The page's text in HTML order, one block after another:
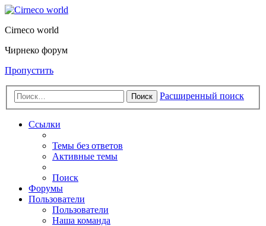
Cirneco world
Чирнеко форум
Пропустить
Поиск Расширенный поиск
Ссылки
Темы без ответов
Активные темы
Поиск
Форумы
Пользователи
Пользователи
Наша команда